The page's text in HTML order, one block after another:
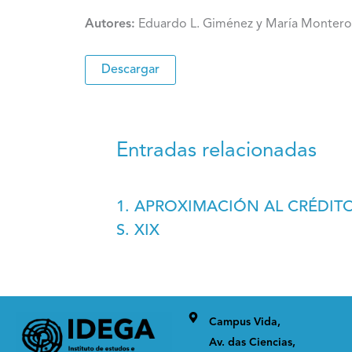
Autores: Eduardo L. Giménez y María Montero
Descargar
Entradas relacionadas
1. APROXIMACIÓN AL
S. XIX
Campus Vida,
Av. das Ciencias,